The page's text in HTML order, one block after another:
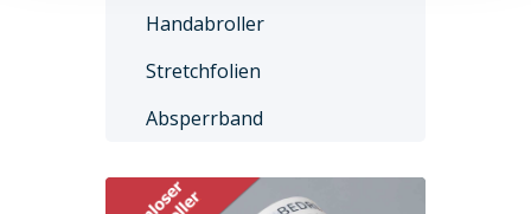
Handabroller
Stretchfolien
Absperrband